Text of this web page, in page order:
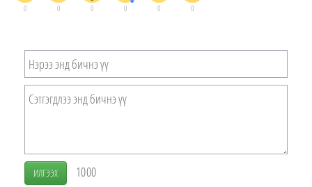
0 0 0 0 0 0
ИЛГЭЭХ 1000